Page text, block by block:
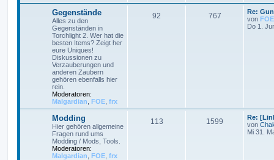
Gegenstände
Alles zu den
Gegenständen in
Torchlight 2. Wer hat die
besten Items? Zeigt her
eure Uniques!
Diskussionen zu
Verzauberungen und
anderen Zaubern
gehören ebenfalls hier
rein.
Moderatoren:
Malgardian FOE frx
92 767
Re:
von FOE
Do 1.
Modding
Hier gehören allgemeine
Fragen rund ums
Modding / Mods, Tools.
Moderatoren:
Malgardian FOE frx
113 1599
Re:
von
Mi 31.